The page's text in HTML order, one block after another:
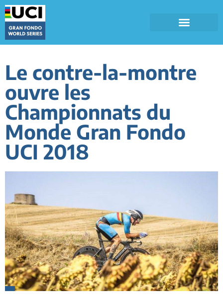
Le contre-la-montre
ouvre les
Championnats du
Monde Gran Fondo
UCI 2018